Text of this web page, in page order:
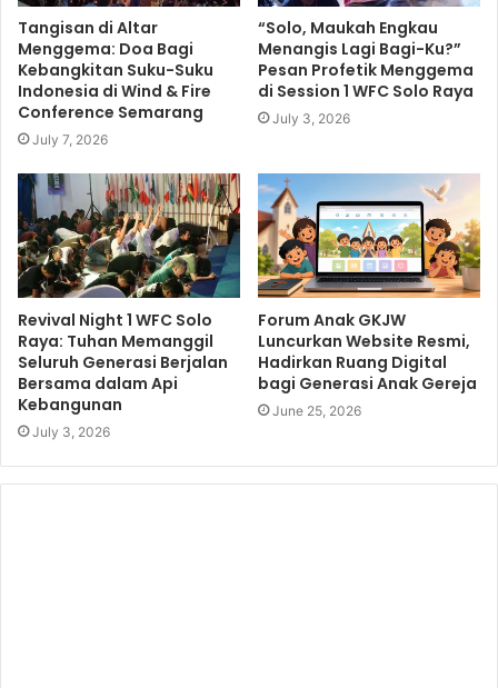
Tangisan di Altar
Menggema: Doa Bagi
Kebangkitan Suku-Suku
Indonesia di Wind & Fire
Conference Semarang
July 7, 2026
“Solo, Maukah Engkau
Menangis Lagi Bagi-Ku?”
Pesan Profetik Menggema
di Session 1 WFC Solo Raya
July 3, 2026
Revival Night 1 WFC Solo
Raya: Tuhan Memanggil
Seluruh Generasi Berjalan
Bersama dalam Api
Kebangunan
July 3, 2026
Forum Anak GKJW
Luncurkan Website Resmi,
Hadirkan Ruang Digital
bagi Generasi Anak Gereja
June 25, 2026